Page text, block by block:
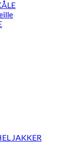
JAKKER